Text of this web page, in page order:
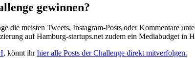
gewinnen?
die meisten Tweets, Instagram-Posts oder Kommentare
auf Hamburg-startups.net zudem ein Mediabudget
, könnt ihrhier alle Posts der Challenge direkt mitverfolgen.